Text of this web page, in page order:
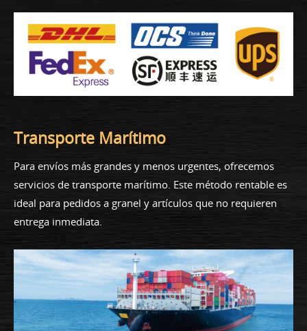
Transporte Marítimo
Para envíos más grandes y menos urgentes, ofrecemos
servicios de transporte marítimo. Este método rentable es
ideal para pedidos a granel y artículos que no requieren
entrega inmediata.